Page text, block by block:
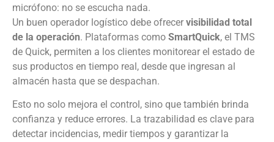
micrófono: no se escucha nada.
Un buen operador logístico debe ofrecer visibilidad total
de la operación. Plataformas como SmartQuick, el TMS
de Quick, permiten a los clientes monitorear el estado de
sus productos en tiempo real, desde que ingresan al
almacén hasta que se despachan.
Esto no solo mejora el control, sino que también brinda
confianza y reduce errores. La trazabilidad es clave para
detectar incidencias, medir tiempos y garantizar la